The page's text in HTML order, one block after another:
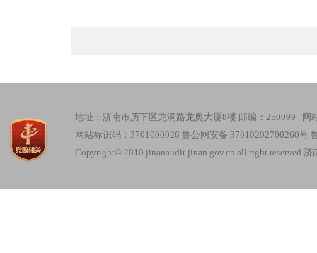
地址：济南市历下区龙洞路龙奥大厦8楼 邮编：250099 | 网
网站标识码：3701000026 鲁公网安备 37010202700260号
Copyright© 2010 jinanaudit.jinan.gov.cn all right reserved